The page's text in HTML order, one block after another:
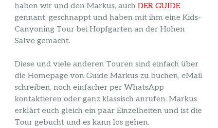
haben wir und den Markus, auch DER GUIDE
gennant, geschnappt und haben mit ihm eine Kids-
Canyoning Tour bei Hopfgarten an der Hohen
Salve gemacht.
Diese und viele anderen Touren sind einfach über
die Homepage von Guide Markus zu buchen, eMail
schreiben, noch einfacher per WhatsApp
kontaktieren oder ganz klassisch anrufen. Markus
erklärt euch gleich ein paar Einzelheiten und ist die
Tour gebucht und es kann los gehen.